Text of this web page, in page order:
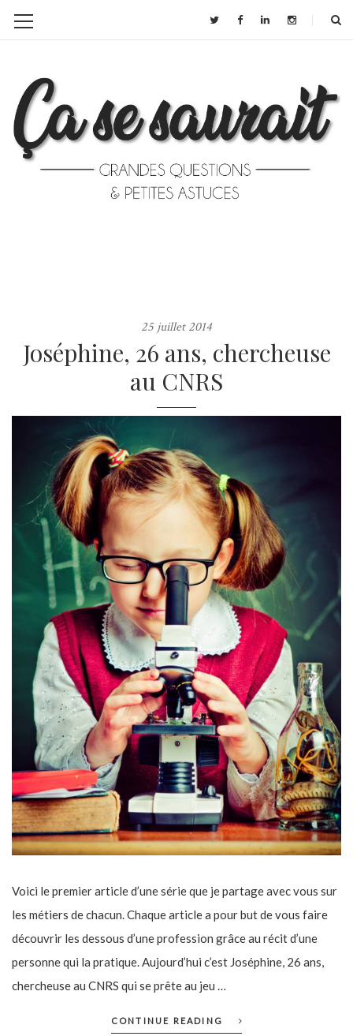
25 juillet 2014
Joséphine, 26 ans, chercheuse
au CNRS
Voici le premier article d’une série que je partage avec vous sur
les métiers de chacun. Chaque article a pour but de vous faire
découvrir les dessous d’une profession grâce au récit d’une
personne qui la pratique. Aujourd’hui c’est Joséphine, 26 ans,
chercheuse au CNRS qui se prête au jeu …
CONTINUE READING